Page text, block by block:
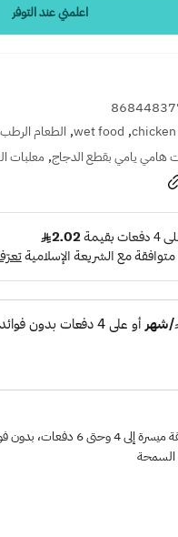
اعلمني عند التوفر
chicken
,
wet food
, الطعام
هامي يامي بقطع الدجاج, معلبات
قسم دفعاتك بطريقة ميسرة إلى 4
السمحة